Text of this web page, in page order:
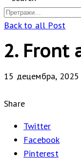
Back to all Post
2. Front
15 децембра, 2025
Share
Twitter
Facebook
Pinterest